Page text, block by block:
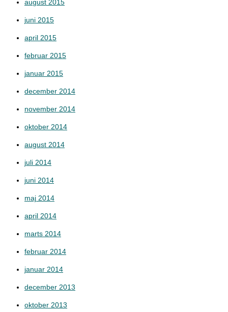
august 2015
juni 2015
april 2015
februar 2015
januar 2015
december 2014
november 2014
oktober 2014
august 2014
juli 2014
juni 2014
maj 2014
april 2014
marts 2014
februar 2014
januar 2014
december 2013
oktober 2013